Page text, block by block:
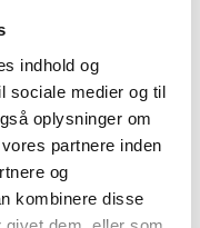
indhold og
sociale medier og til
oplysninger om
partnere inden
og
kombinere disse